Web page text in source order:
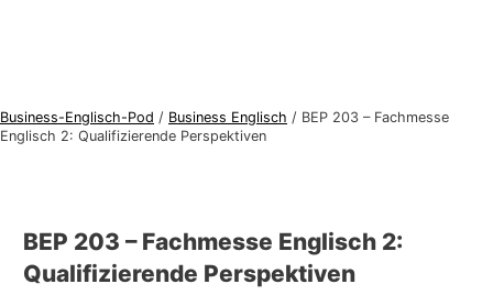
Business-Englisch-Pod / Business Englisch / BEP 203 – Fachmesse
Englisch 2: Qualifizierende Perspektiven
BEP 203 – Fachmesse Englisch 2:
Qualifizierende Perspektiven
E
i
s
h